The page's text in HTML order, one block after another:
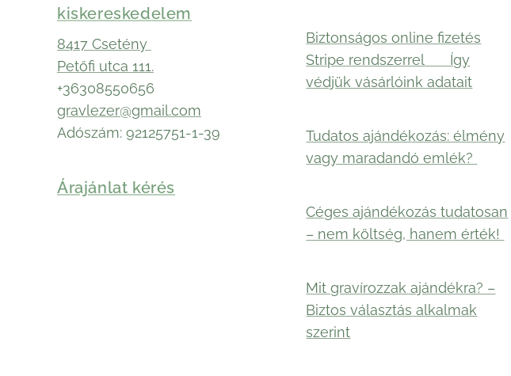
kiskereskedelem
8417 Csetény
Petőfi utca 111.
+36308550656
gravlezer@gmail.com
Adószám: 92125751-1-39
Árajánlat kérés
Biztonságos online fizetés
Stripe rendszerrel 🛡️ Így
védjük vásárlóink adatait
Tudatos ajándékozás: élmény
vagy maradandó emlék?
Céges ajándékozás tudatosan
– nem költség, hanem érték!
Mit gravírozzak ajándékra? –
Biztos választás alkalmak
szerint